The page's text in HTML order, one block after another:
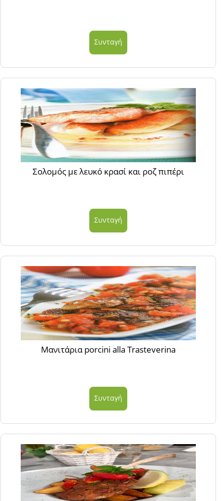
Συνταγή
Σολομός με λευκό κρασί και ροζ πιπέρι
Συνταγή
Μανιτάρια porcini alla Trasteverina
Συνταγή